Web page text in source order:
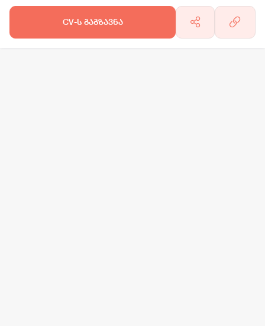
CV-ს გაგზავნა